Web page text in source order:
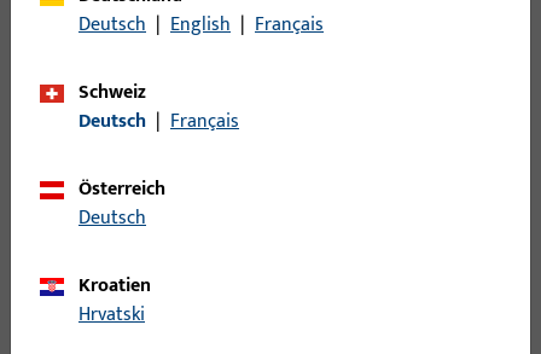
Kipplager
Kupplung
Kupplung für Türbremse
Laufwagen
Lüfter
Mittelband
Mittelstück
Deutsch | English | Français
Schweiz
Deutsch | Français
Österreich
Deutsch
Kroatien
Hrvatski